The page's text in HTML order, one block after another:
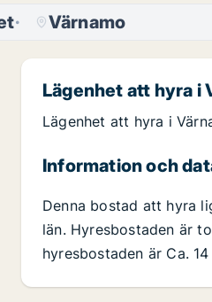
Värnamo
Lägenhet att hyra i
Lägenhet att hyra i
Information och
Denna bostad att hyra
län. Hyresbostaden är
hyresbostaden är Ca.